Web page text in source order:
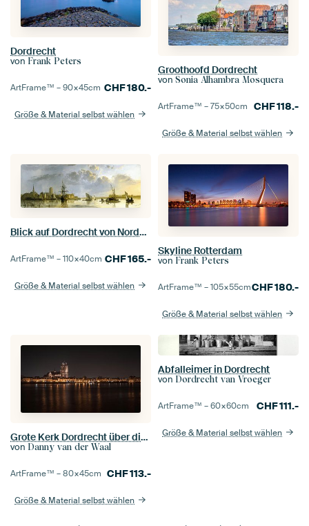
Dordrecht
von Frank Peters
ArtFrame™ –90×45cm CHF180.-
Größe & Material selbst wählen
Groothoofd Dordrecht
von Sonia Alhambra Mosquera
ArtFrame™ –75×50cm CHF118.-
Größe & Material selbst wählen
Blick auf Dordrecht von Norden, Aelbert Cuyp
ArtFrame™ –110×40cm CHF165.-
Größe & Material selbst wählen
Skyline Rotterdam
von Frank Peters
ArtFrame™ –105×55cmCHF180.-
Größe & Material selbst wählen
Grote Kerk Dordrecht über die Oude Maas
von Danny van der Waal
ArtFrame™ –80×45cm CHF113.-
Größe & Material selbst wählen
Abfalleimer in Dordrecht
von Dordrecht van Vroeger
ArtFrame™ –60×60cm CHF111.-
Größe & Material selbst wählen